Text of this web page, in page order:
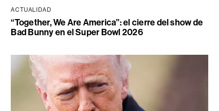
ACTUALIDAD
“Together, We Are America”: el cierre del show de
Bad Bunny en el Super Bowl 2026